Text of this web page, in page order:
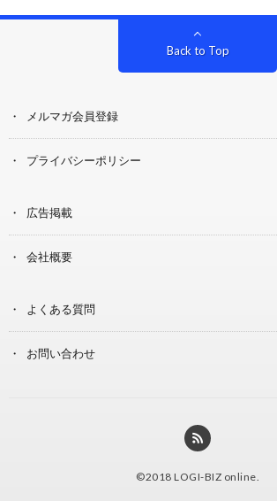
Back to Top
メルマガ会員登録
プライバシーポリシー
広告掲載
会社概要
よくある質問
お問い合わせ
©2018 LOGI-BIZ online